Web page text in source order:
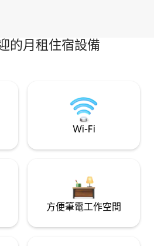
的月租住宿設備
Wi-Fi
方便筆電工作空間